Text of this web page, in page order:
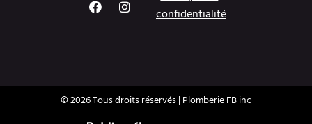
F
a
k
I
n
a
m
confidentialité
© 2026 Tous droits réservés | Plomberie FB inc